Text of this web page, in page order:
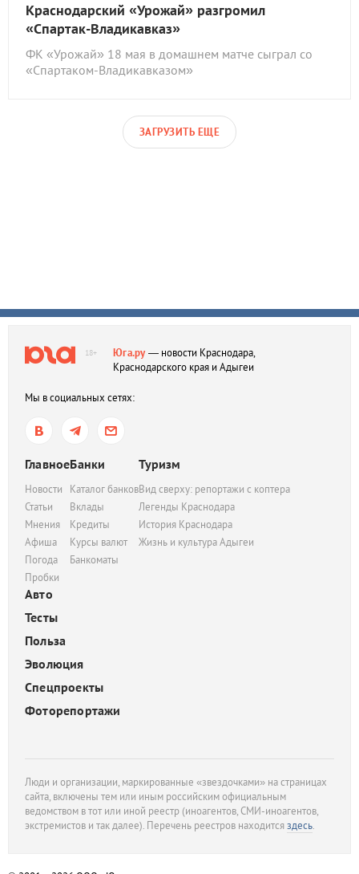
Краснодарский «Урожай» разгромил
«Спартак-Владикавказ»
ФК «Урожай» 18 мая в домашнем матче сыграл со
«Спартаком-Владикавказом»
ЗАГРУЗИТЬ ЕЩЕ
18+ Юга.ру— новости Краснодара,
Краснодарского края и Адыгеи
Мы в социальных сетях:
Главное
Новости
Статьи
Мнения
Афиша
Погода
Пробки
Банки
Каталог банков
Вклады
Кредиты
Курсы валют
Банкоматы
Туризм
Вид сверху: репортажи с коптера
Легенды Краснодара
История Краснодара
Жизнь и культура Адыгеи
Авто
Тесты
Польза
Эволюция
Спецпроекты
Фоторепортажи
Люди и организации, маркированные «звездочками» на страницах
сайта, включены тем или иным российским официальным
ведомством в тот или иной реестр (иноагентов, СМИ-иноагентов,
экстремистов и так далее). Перечень реестров находитсяздесь.